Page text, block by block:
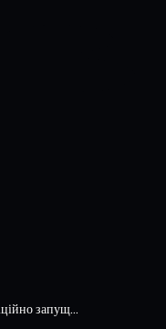
запущ...